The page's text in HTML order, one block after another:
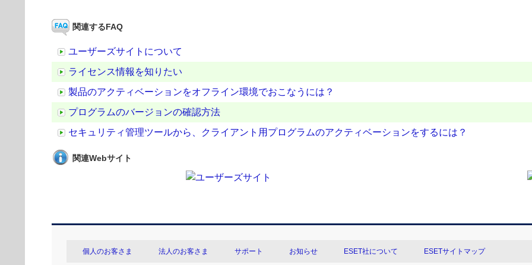
関連するFAQ
ユーザーズサイトについて
ライセンス情報を知りたい
製品のアクティベーションをオフライン環境でおこなうには？
プログラムのバージョンの確認方法
セキュリティ管理ツールから、クライアント用プログラムのアクティベーションをするには？
関連Webサイト
個人のお客さま 法人のお客さま サポート お知らせ ESET社について ESETサイトマップ